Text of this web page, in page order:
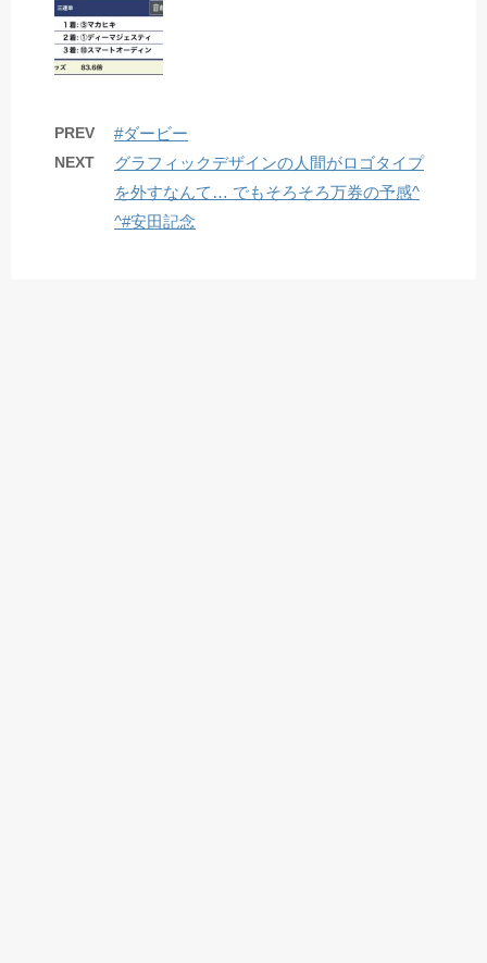
PREV #ダービー
NEXT
グラフィックデザインの人間がロゴタイプ
を外すなんて… でもそろそろ万券の予感^
^#安田記念